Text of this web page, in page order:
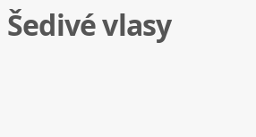
Šedivé vlasy